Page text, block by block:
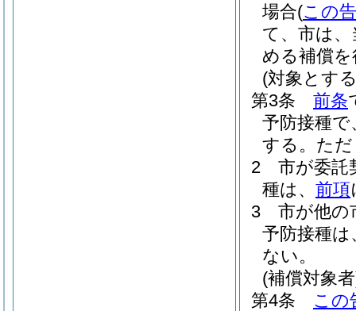
場合(この
て、市は
める補償
(対象とす
第3条
前条
予防接種
する。 た
2
市が委託
種は、 前項
3
市が他の
予防接種は
ない。
(補償対象
第4条
この